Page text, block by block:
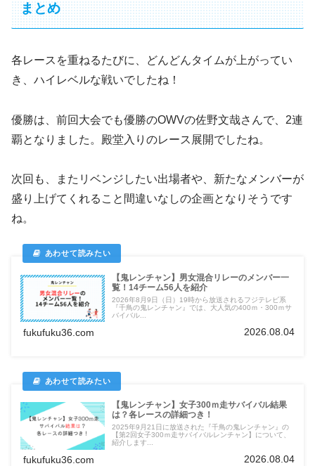
まとめ
各レースを重ねるたびに、どんどんタイムが上がってい
き、ハイレベルな戦いでしたね！
優勝は、前回大会でも優勝のOWVの佐野文哉さんで、2連
覇となりました。殿堂入りのレース展開でしたね。
次回も、またリベンジしたい出場者や、新たなメンバーが
盛り上げてくれること間違いなしの企画となりそうです
ね。
【鬼レンチャン】男女混合リレーのメンバー一
覧！14チーム56人を紹介
2026年8月9日（日）19時から放送されるフジテレビ系
『千鳥の鬼レンチャン』では、大人気の400ｍ・300ｍサ
バイバル...
fukufuku36.com 2026.08.04
【鬼レンチャン】女子300ｍ走サバイバル結果
は？各レースの詳細つき！
2025年9月21日に放送された『千鳥の鬼レンチャン』の
【第2回女子300ｍ走サバイバルレンチャン】について、
紹介します...
fukufuku36.com 2026.08.04